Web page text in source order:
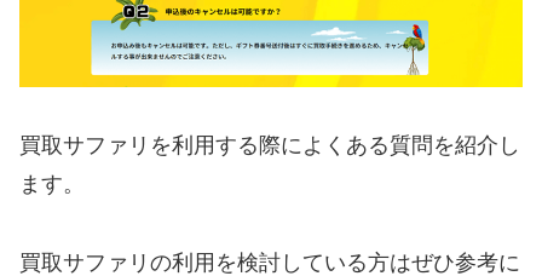
買取サファリを利用する際によくある質問を紹介し
ます。
買取サファリの利用を検討している方はぜひ参考に